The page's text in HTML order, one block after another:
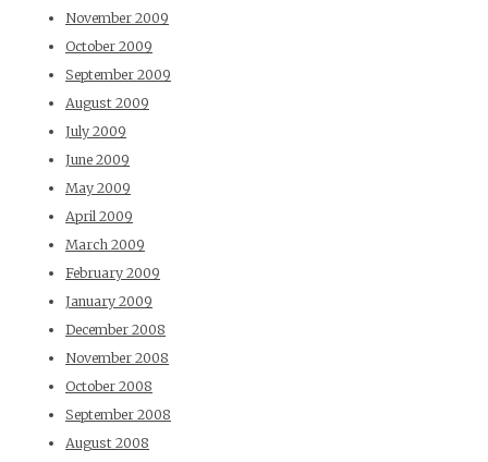
November 2009
October 2009
September 2009
August 2009
July 2009
June 2009
May 2009
April 2009
March 2009
February 2009
January 2009
December 2008
November 2008
October 2008
September 2008
August 2008